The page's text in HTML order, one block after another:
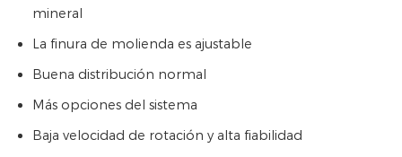
mineral
La finura de molienda es ajustable
Buena distribución normal
Más opciones del sistema
Baja velocidad de rotación y alta fiabilidad